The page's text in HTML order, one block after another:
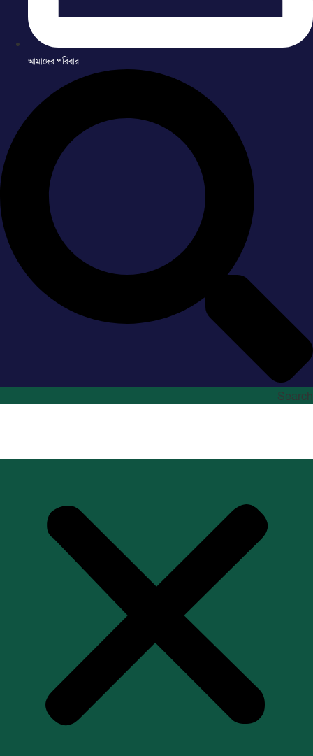
আমাদের পরিবার
Search